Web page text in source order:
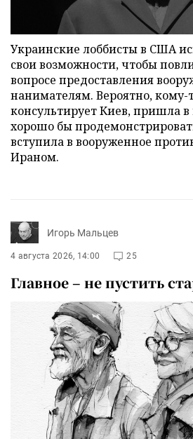
Украинские лоббисты в США
свои возможности, чтобы
вопросе предоставления
нанимателям. Вероятно, кому-
консультирует Киев, пришла в
хорошо бы
вступила в вооруженное
Ираном.
Игорь Мальцев
4 августа 2026, 14:00 25
Главное – не пустить